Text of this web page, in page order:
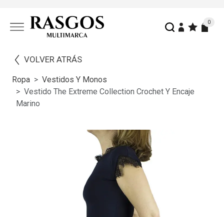
0
VOLVER ATRÁS
Ropa
Vestidos Y Monos
Vestido The Extreme Collection Crochet Y Encaje
Marino